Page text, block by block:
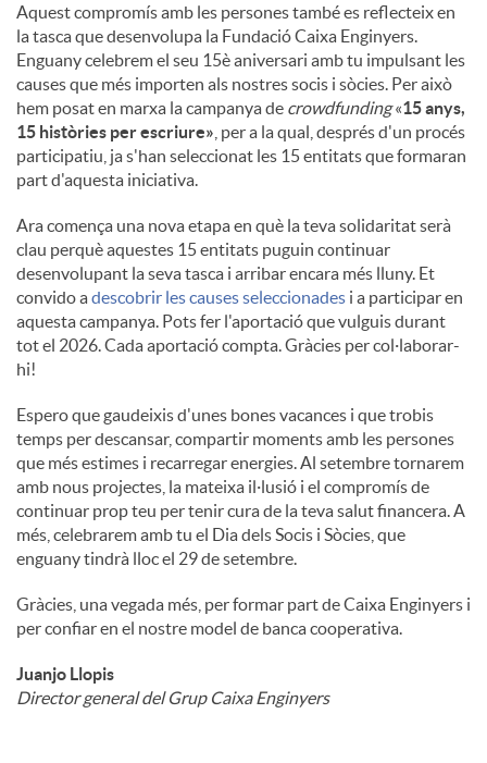
Aquest compromís amb les persones també es reflecteix en
la tasca que desenvolupa la Fundació Caixa Enginyers.
Enguany celebrem el seu 15è aniversari amb tu impulsant les
causes que més importen als nostres socis i sòcies. Per això
hem posat en marxa la campanya de crowdfunding«15 anys,
15 històries per escriure» , per a la qual, després d'un procés
participatiu, ja s'han seleccionat les 15 entitats que formaran
part d'aquesta iniciativa.
Ara comença una nova etapa en què la teva solidaritat serà
clau perquè aquestes 15 entitats puguin continuar
desenvolupant la seva tasca i arribar encara més lluny. Et
convido adescobrir les causes seleccionades i a participar en
aquesta campanya. Pots fer l'aportació que vulguis durant
tot el 2026. Cada aportació compta. Gràcies per col·laborar-
hi!
Espero que gaudeixis d'unes bones vacances i que trobis
temps per descansar, compartir moments amb les persones
que més estimes i recarregar energies. Al setembre tornarem
amb nous projectes, la mateixa il·lusió i el compromís de
continuar prop teu per tenir cura de la teva salut financera. A
més, celebrarem amb tu el Dia dels Socis i Sòcies, que
enguany tindrà lloc el 29 de setembre.
Gràcies, una vegada més, per formar part de Caixa Enginyers i
per confiar en el nostre model de banca cooperativa.
Juanjo Llopis
Director general del Grup Caixa Enginyers